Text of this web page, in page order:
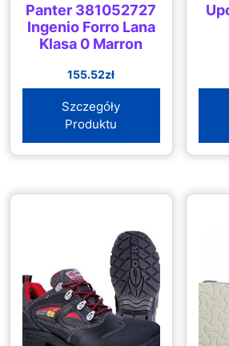
Panter 381052727
Ingenio Forro Lana
Klasa 0 Marron
155.52zł
Szczegóły
Produktu